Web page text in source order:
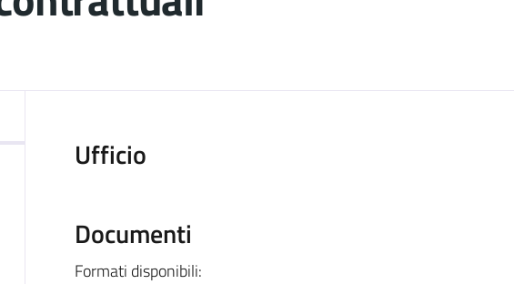
Ufficio
Documenti
Formati disponibili: